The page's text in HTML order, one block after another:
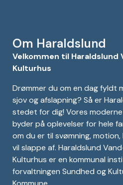
Om Haraldslund
Velkommen til Haraldslund
Kulturhus
Drømmer du om en dag fyldt
sjov og afslapning? Så er
stedet for dig! Vores
byder på oplevelser for hele
om du er til svømning, motion,
vil slappe af. Haraldslund
Kulturhus er en kommunal
forvaltningen Sundhed og